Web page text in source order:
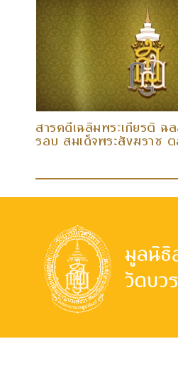
สารคดีเฉลิมพระเกียรติ ฉ
รอบ สมเด็จพระสังฆราช